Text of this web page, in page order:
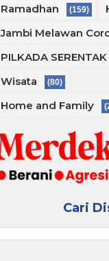
Ramadhan (159)
Jambi Melawan
PILKADA
Wisata (80)
Home and Family
Cari